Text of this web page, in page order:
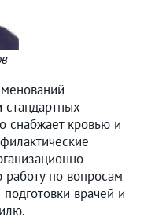
стандартных
снабжает кровью и
-
работу по вопросам
врачей и